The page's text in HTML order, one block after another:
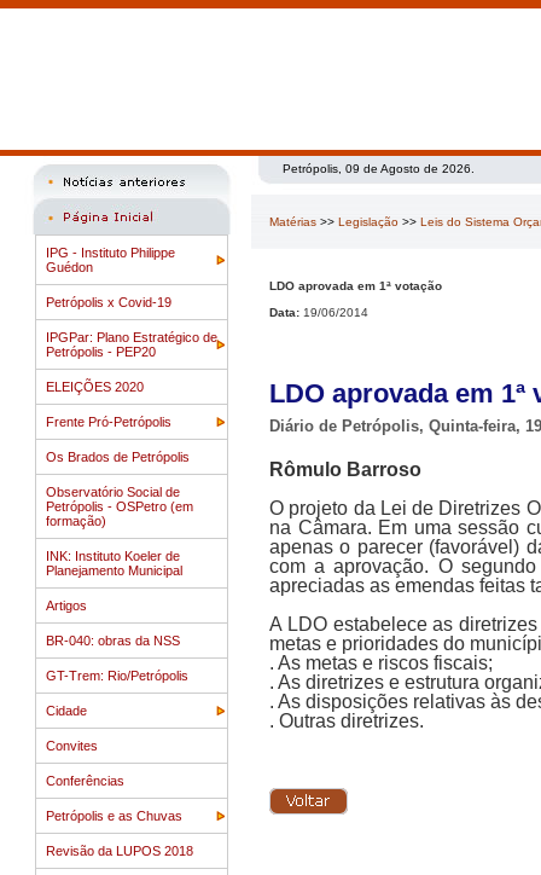
IPG - Instituto Philippe
Guédon
Petrópolis x Covid-19
IPGPar: Plano Estratégico de
Petrópolis - PEP20
ELEIÇÕES 2020
Frente Pró-Petrópolis
Os Brados de Petrópolis
Observatório Social de
Petrópolis - OSPetro (em
formação)
INK: Instituto Koeler de
Planejamento Municipal
Artigos
BR-040: obras da NSS
GT-Trem: Rio/Petrópolis
Cidade
Convites
Conferências
Petrópolis e as Chuvas
Revisão da LUPOS 2018
Petrópolis, 09 de Agosto de 2026.
Matérias >> Legislação >> Leis do Sistema
LDO aprovada em 1ª votação
Data: 19/06/2014
LDO aprovada em 1ª
Diário de Petrópolis, Quinta-feira,
Rômulo Barroso
O projeto da Lei de Diretrizes
na Câmara. Em uma sessão
apenas o parecer (favorável)
com a aprovação. O
apreciadas as emendas feitas
A LDO estabelece as
metas e prioridades do
. As metas e riscos fiscais;
. As diretrizes e estrutura
. As disposições relativas às
. Outras diretrizes.